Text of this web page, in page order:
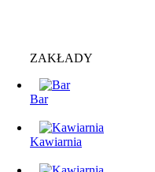
ZAKŁADY
Bar
Kawiarnia